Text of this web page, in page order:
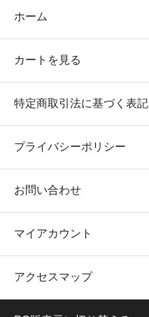
ホーム
カートを見る
特定商取引法に基づく表記
プライバシーポリシー
お問い合わせ
マイアカウント
アクセスマップ